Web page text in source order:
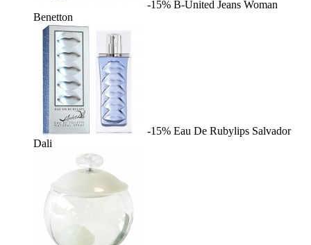
-15% B-United Jeans Woman
Benetton
-15% Eau De Rubylips Salvador
Dali